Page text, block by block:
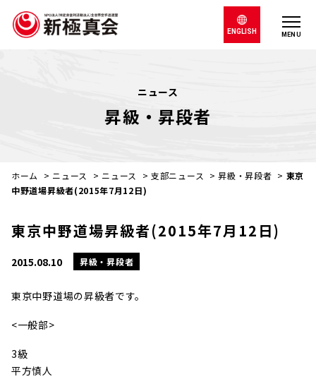
MENU
ENGLISH
ニュース
昇級・昇段者
ホーム > ニュース > ニュース >支部ニュース >昇級・昇段者 > 東京
中野道場昇級者(2015年7月12日)
東京中野道場昇級者(2015年7月12日)
2015.08.10 昇級・昇段者
東京中野道場の昇級者です。
<一般部>
3級
平方慎人